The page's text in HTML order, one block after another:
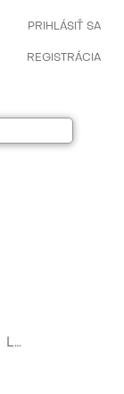
PRIHLÁSIŤ SA
REGISTRÁCIA